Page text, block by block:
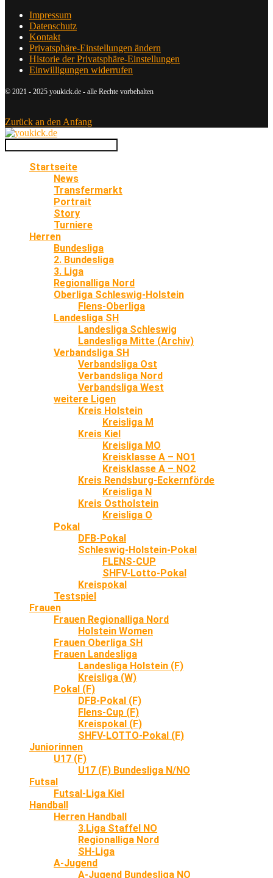
Impressum
Datenschutz
Kontakt
Privatsphäre-Einstellungen ändern
Historie der Privatsphäre-Einstellungen
Einwilligungen widerrufen
© 2021 - 2025 youkick.de - alle Rechte vorbehalten
Zurück an den Anfang
Startseite
News
Transfermarkt
Portrait
Story
Turniere
Herren
Bundesliga
2. Bundesliga
3. Liga
Regionalliga Nord
Oberliga Schleswig-Holstein
Flens-Oberliga
Landesliga SH
Landesliga Schleswig
Landesliga Mitte (Archiv)
Verbandsliga SH
Verbandsliga Ost
Verbandsliga Nord
Verbandsliga West
weitere Ligen
Kreis Holstein
Kreisliga M
Kreis Kiel
Kreisliga MO
Kreisklasse A – NO1
Kreisklasse A – NO2
Kreis Rendsburg-Eckernförde
Kreisliga N
Kreis Ostholstein
Kreisliga O
Pokal
DFB-Pokal
Schleswig-Holstein-Pokal
FLENS-CUP
SHFV-Lotto-Pokal
Kreispokal
Testspiel
Frauen
Frauen Regionalliga Nord
Holstein Women
Frauen Oberliga SH
Frauen Landesliga
Landesliga Holstein (F)
Kreisliga (W)
Pokal (F)
DFB-Pokal (F)
Flens-Cup (F)
Kreispokal (F)
SHFV-LOTTO-Pokal (F)
Juniorinnen
U17 (F)
U17 (F) Bundesliga N/NO
Futsal
Futsal-Liga Kiel
Handball
Herren Handball
3.Liga Staffel NO
Regionalliga Nord
SH-Liga
A-Jugend
A-Jugend Bundesliga NO